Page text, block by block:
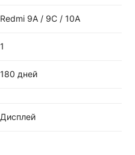
Redmi 9A / 9C / 10A
1
180 дней
Дисплей